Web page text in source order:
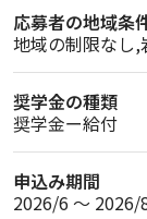
応募者の地域条
地域の制限なし,
奨学金の種類
奨学金ー給付
申込み期間
2026/6 〜 2026/